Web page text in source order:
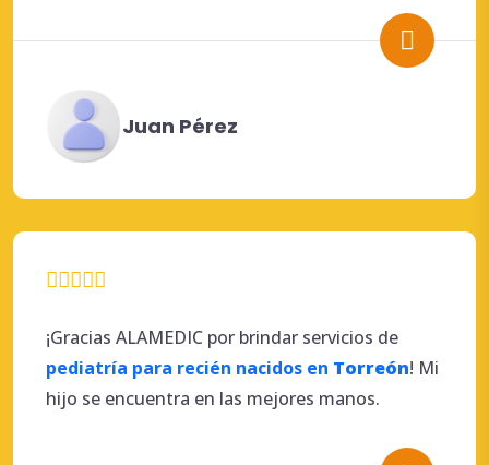
Juan Pérez
¡Gracias ALAMEDIC por brindar servicios de
pediatría para recién nacidos en Torreón! Mi
hijo se encuentra en las mejores manos.